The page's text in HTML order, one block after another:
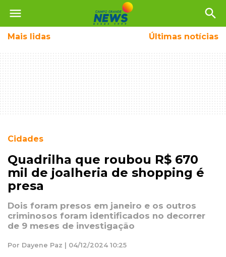
menu search
Mais lidas Últimas notícias
Cidades
Quadrilha que roubou R$ 670
mil de joalheria de shopping é
presa
Dois foram presos em janeiro e os outros
criminosos foram identificados no decorrer
de 9 meses de investigação
Por Dayene Paz | 04/12/2024 10:25